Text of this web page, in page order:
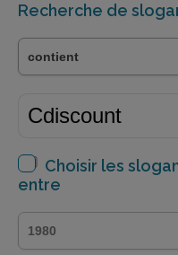
Recherche de
Choisir les
entre